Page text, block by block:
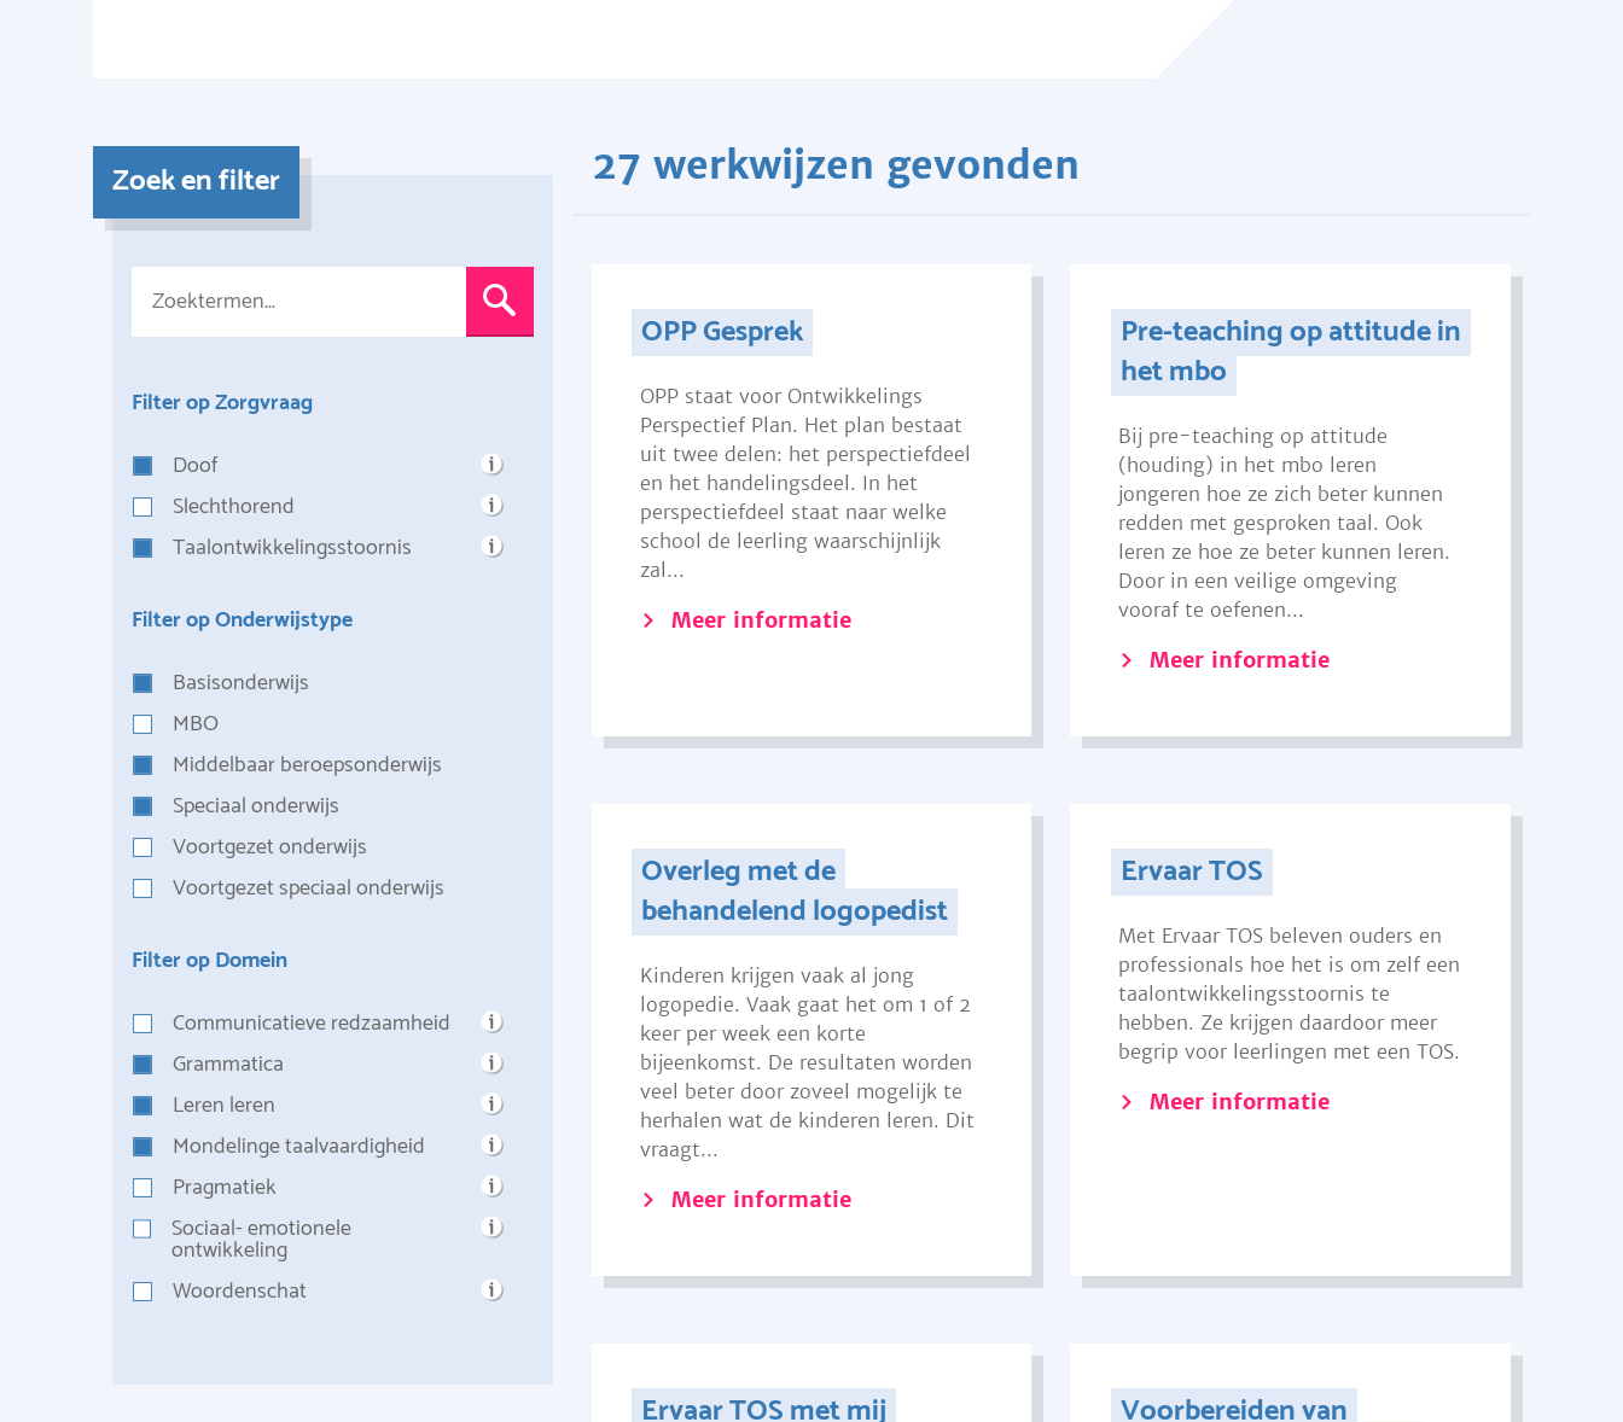
Zoek en filter
Filter op Zorgvraag
Doof
Slechthorend
Taalontwikkelingsstoornis
Filter op Onderwijstype
Basisonderwijs
MBO
Middelbaar beroepsonderwijs
Speciaal onderwijs
Voortgezet onderwijs
Voortgezet speciaal onderwijs
Filter op Domein
Communicatieve redzaamheid
Grammatica
Leren leren
Mondelinge taalvaardigheid
Pragmatiek
Sociaal- emotionele
ontwikkeling
Woordenschat
27 werkwijzen gevonden
OPP Gesprek
OPP staat voor Ontwikkelings
Perspectief Plan. Het plan bestaat
uit twee delen: het perspectiefdeel
en het handelingsdeel. In het
perspectiefdeel staat naar welke
school de leerling waarschijnlijk
zal...
Meer informatie
Pre-teaching op attitude in
het mbo
Bij pre-teaching op attitude
(houding) in het mbo leren
jongeren hoe ze zich beter kunnen
redden met gesproken taal. Ook
leren ze hoe ze beter kunnen leren.
Door in een veilige omgeving
vooraf te oefenen...
Meer informatie
Overleg met de
behandelend logopedist
Kinderen krijgen vaak al jong
logopedie. Vaak gaat het om 1 of 2
keer per week een korte
bijeenkomst. De resultaten worden
veel beter door zoveel mogelijk te
herhalen wat de kinderen leren. Dit
vraagt...
Meer informatie
Ervaar TOS
Met Ervaar TOS beleven ouders en
professionals hoe het is om zelf een
taalontwikkelingsstoornis te
hebben. Ze krijgen daardoor meer
begrip voor leerlingen met een TOS.
Meer informatie
Ervaar TOS met mij
Voorbereiden van